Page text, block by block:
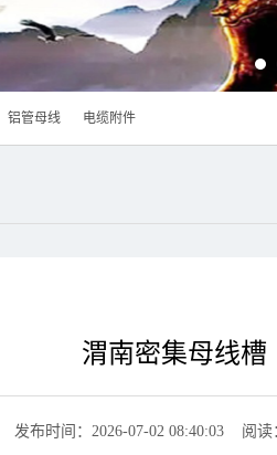
铝管母线 电缆附件
渭南密集母线槽
发布时间：2026-07-02 08:40:03 阅读